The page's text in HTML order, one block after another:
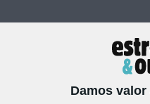
Damos